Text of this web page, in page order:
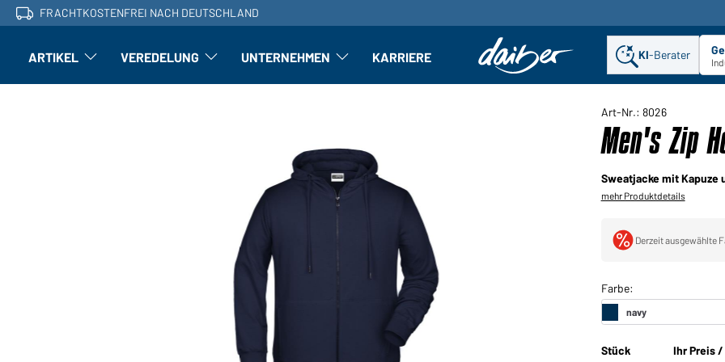
FRACHTKOSTENFREI NACH DEUTSCHLAND
ARTIKEL Artikel: Untermenü öffnen
VEREDELUNG Veredelung: Untermenü öffnen
UNTERNEHMEN Unternehmen: Untermenü öffnen
KARRIERE KI-Berater
Art-Nr.: 8026
Men's Zip
Sweatjacke mit Kapuze
mehr Produktdetails
Derzeit ausgewählte
Stück Ihr Preis